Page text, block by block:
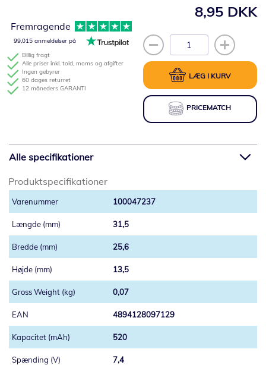
8,95 DKK
LÆG I KURV
PRICEMATCH
Billig fragt
Alle priser inkl. told, moms og afgifter
Ingen gebyrer
60 dages returret
12 måneders GARANTI
Fremragende
99,015 anmeldelser på
Alle specifikationer
Produktspecifikationer
100047237
31,5
25,6
13,5
0,07
4894128097129
520
7,4